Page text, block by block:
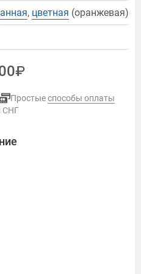
, цветная (оранжевая)
Простыеспособы оплаты
СНГ